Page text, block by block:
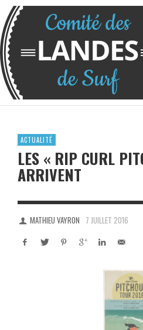
ACTUALITÉ
LES « RIP CURL
ARRIVENT
MATHIEU VAYRON 7 JUILLET 2016